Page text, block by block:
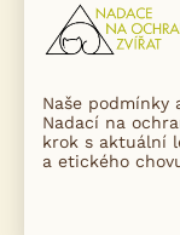
Naše podmínky
Nadací na
krok s aktuální
a etického